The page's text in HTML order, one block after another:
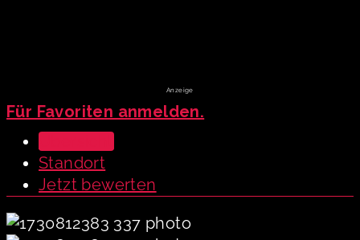
Für Favoriten anmelden.
Standort
Jetzt bewerten